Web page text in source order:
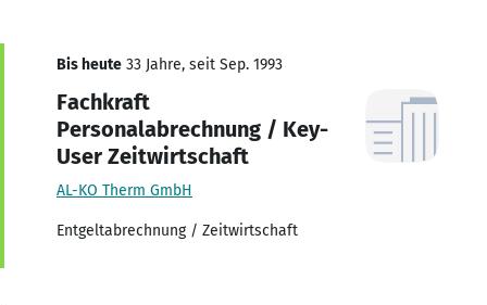
Bis heute 33 Jahre, seit Sep. 1993
Fachkraft
Personalabrechnung / Key-
User Zeitwirtschaft
AL-KO Therm GmbH
Entgeltabrechnung / Zeitwirtschaft